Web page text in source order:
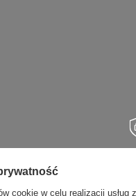
cookie w celu realizacji usług